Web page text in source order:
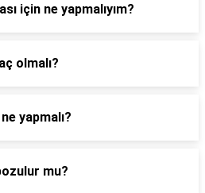
için ne yapmalıyım?
olmalı?
yapmalı?
mu?